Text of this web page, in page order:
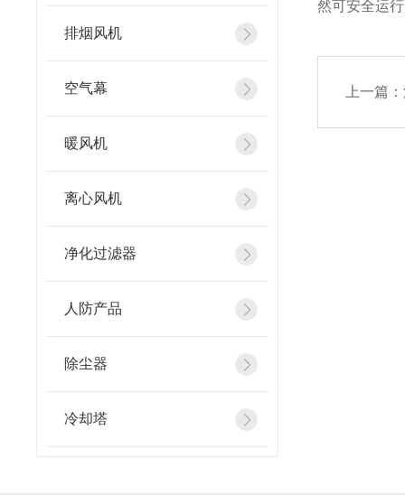
排烟风机
空气幕
暖风机
离心风机
净化过滤器
人防产品
除尘器
冷却塔
然可安全运
上一篇：